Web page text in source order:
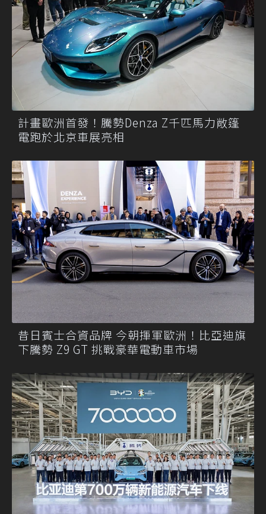
計畫歐洲首發！騰勢Denza Z千匹馬力敞篷
電跑於北京車展亮相
昔日賓士合資品牌 今朝揮軍歐洲！比亞迪旗
下騰勢 Z9 GT 挑戰豪華電動車市場